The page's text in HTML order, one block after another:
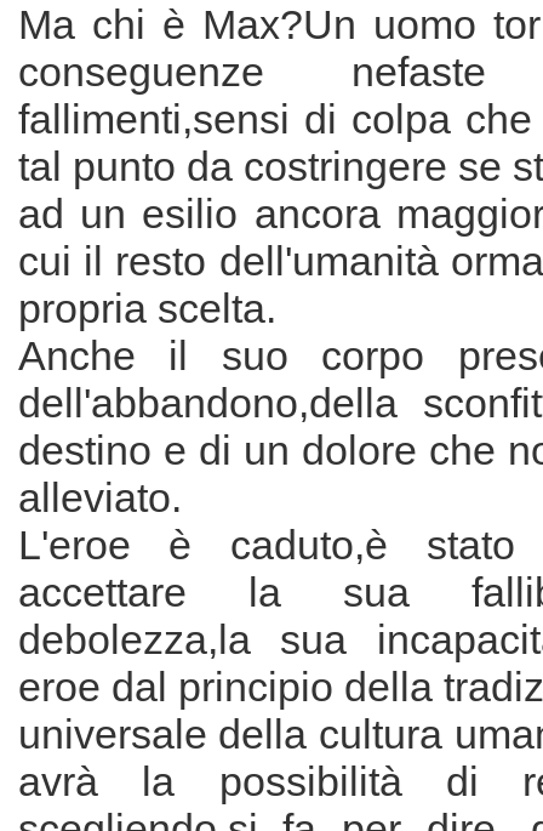
Ma chi è Max?Un uomo
conseguenze
fallimenti,sensi di colpa
tal punto da costringere se
ad un esilio ancora
cui il resto dell'umanità
propria scelta.
Anche il suo corpo
dell'abbandono,della
destino e di un dolore che
alleviato.
L'eroe è caduto,è stato
accettare la sua
debolezza,la sua
eroe dal principio della
universale della cultura
avrà la possibilità di